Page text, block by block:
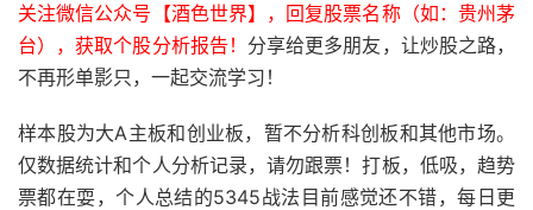
关注微信公众号【酒色世界】，回复股票名称（如：贵州茅
台），获取个股分析报告！ 分享给更多朋友，让炒股之路，
不再形单影只，一起交流学习！
样本股为大A主板和创业板，暂不分析科创板和其他市场。
仅数据统计和个人分析记录，请勿跟票！打板，低吸，趋势
票都在耍，个人总结的5345战法目前感觉还不错，每日更